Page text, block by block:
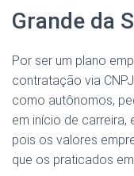
Grande da
Por ser um plano
contratação via
como autônomos,
em início de carreira,
pois os valores
que os praticados